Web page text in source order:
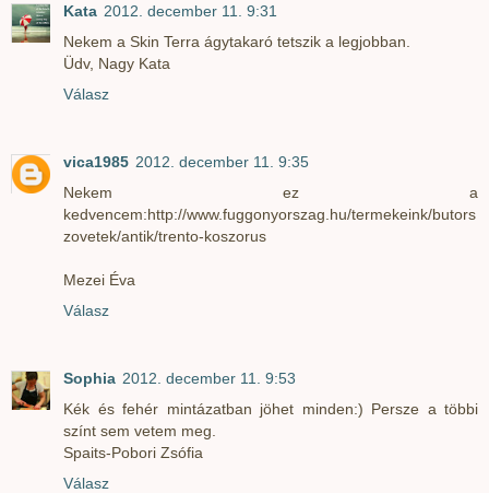
Kata 2012. december 11. 9:31
Nekem a Skin Terra ágytakaró tetszik a legjobban.
Üdv, Nagy Kata
Válasz
vica1985 2012. december 11. 9:35
Nekem ez a
kedvencem:http://www.fuggonyorszag.hu/termekeink/butors
zovetek/antik/trento-koszorus
Mezei Éva
Válasz
Sophia 2012. december 11. 9:53
Kék és fehér mintázatban jöhet minden:) Persze a többi
színt sem vetem meg.
Spaits-Pobori Zsófia
Válasz